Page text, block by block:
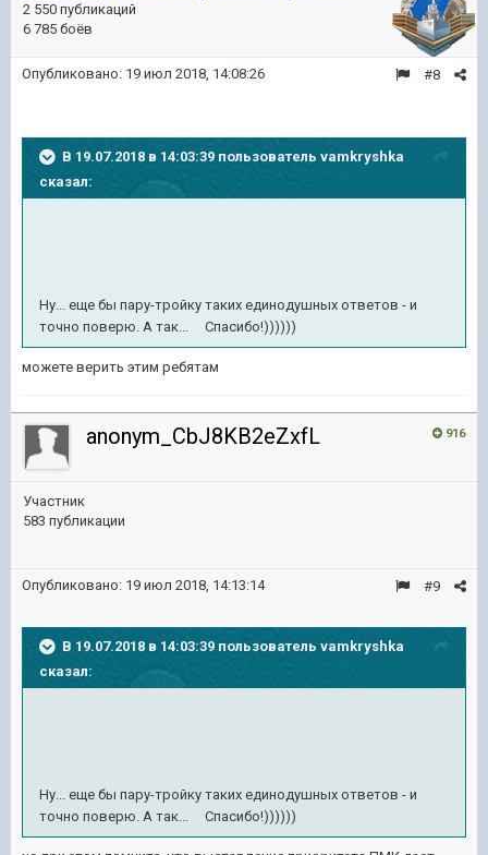
2 550 публикаций
6 785 боёв
#8
Опубликовано: 19 июл 2018, 14:08:26
В 19.07.2018 в 14:03:39 пользователь vamkryshka
сказал:
Ну... еще бы пару-тройку таких единодушных ответов - и
точно поверю. А так... Спасибо!))))))
можете верить этим ребятам
916
anonym_CbJ8KB2eZxfL
Участник
583 публикации
#9
Опубликовано: 19 июл 2018, 14:13:14
В 19.07.2018 в 14:03:39 пользователь vamkryshka
сказал:
Ну... еще бы пару-тройку таких единодушных ответов - и
точно поверю. А так... Спасибо!))))))